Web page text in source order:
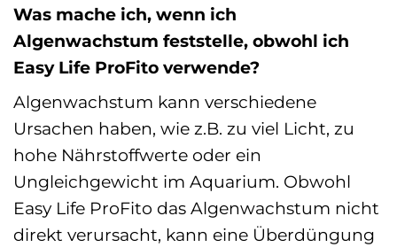
Was mache ich, wenn ich
Algenwachstum feststelle, obwohl ich
Easy Life ProFito verwende?
Algenwachstum kann verschiedene
Ursachen haben, wie z.B. zu viel Licht, zu
hohe Nährstoffwerte oder ein
Ungleichgewicht im Aquarium. Obwohl
Easy Life ProFito das Algenwachstum nicht
direkt verursacht, kann eine Überdüngung